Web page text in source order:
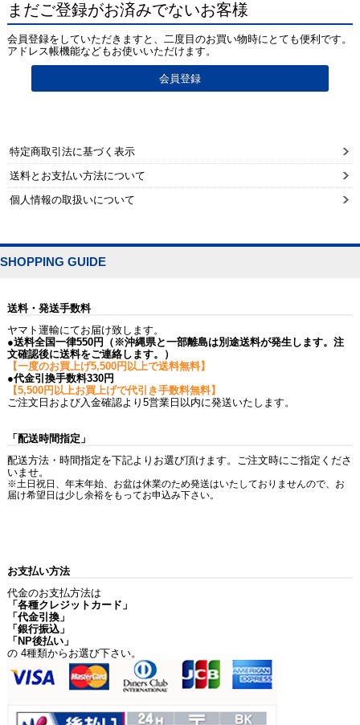
まだご登録がお済みでないお客様
会員登録をしていただきますと、二度目のお買い物時にとても便利です。
アドレス帳機能などもお使いいただけます。
特定商取引法に基づく表示
送料とお支払い方法について
個人情報の取扱いについて
SHOPPING GUIDE
送料・発送手数料
ヤマト運輸にてお届け致します。
●送料全国一律550円（※沖縄県と一部離島は別途送料が発生します。注
文確認後に送料をご連絡します。）
【一度のお買上げ5,500円以上で送料無料】
●代金引換手数料330円
【5,500円以上お買上げで代引き手数料無料】
ご注文日および入金確認より5営業日以内に発送いたします。
「配送時間指定」
配送方法・時間指定を下記よりお選び頂けます。ご注文時にご指定くださ
いませ。
※土日祝日、年末年始、お盆は休業のため発送はいたしておりませんので、お
届け希望日は少し余裕をもってお申込み下さい。
お支払い方法
代金のお支払方法は
「各種クレジットカード」
「代金引換」
「銀行振込」
「NP後払い」
の 4種類からお選び下さい。